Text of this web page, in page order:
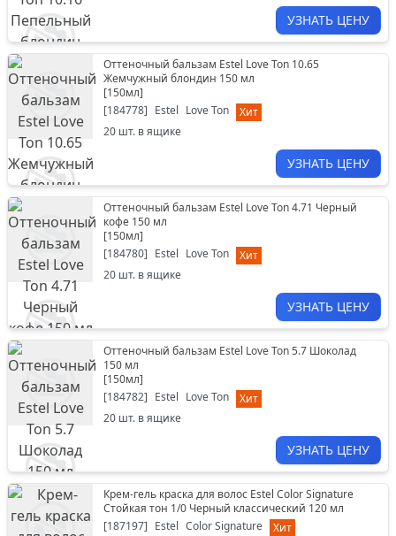
УЗНАТЬ ЦЕНУ
Оттеночный бальзам Estel Love Ton 10.65
Жемчужный блондин 150 мл
[150мл]
[184778] Estel Love Ton
Хит
20 шт. в ящике
УЗНАТЬ ЦЕНУ
Оттеночный бальзам Estel Love Ton 4.71 Черный
кофе 150 мл
[150мл]
[184780] Estel Love Ton
Хит
20 шт. в ящике
УЗНАТЬ ЦЕНУ
Оттеночный бальзам Estel Love Ton 5.7 Шоколад
150 мл
[150мл]
[184782] Estel Love Ton
Хит
20 шт. в ящике
УЗНАТЬ ЦЕНУ
Крем-гель краска для волос Estel Color Signature
Стойкая тон 1/0 Черный классический 120 мл
[187197] Estel Color Signature
Хит